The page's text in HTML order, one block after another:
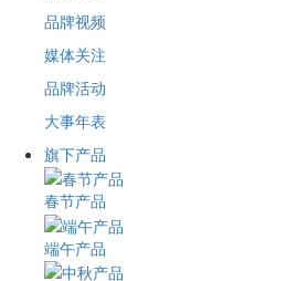
品牌视频
媒体关注
品牌活动
大事年表
旗下产品
春节产品
端午产品